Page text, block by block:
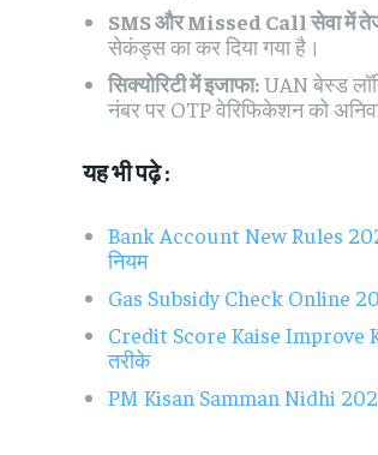
SMS और Missed Call सेवा में
सेकंड्स का कर दिया गया है।
सिक्योरिटी में इजाफा:UAN बेस्ड
नंबर पर OTP वेरिफिकेशन को
यह भी पढ़े :
Bank Account New Rules
नियम
Gas Subsidy Check Online
Credit Score Kaise Improve
तरीके
PM Kisan Samman Nidhi